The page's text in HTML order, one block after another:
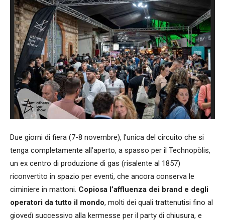
Due giorni di fiera (7-8 novembre), l’unica del circuito che si
tenga completamente all’aperto, a spasso per il Technopòlis,
un ex centro di produzione di gas (risalente al 1857)
riconvertito in spazio per eventi, che ancora conserva le
ciminiere in mattoni. Copiosa l’affluenza dei brand e degli
operatori da tutto il mondo, molti dei quali trattenutisi fino al
giovedì successivo alla kermesse per il party di chiusura, e